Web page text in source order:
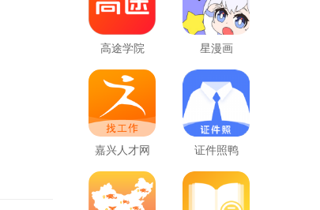
高途学院 星漫画
嘉兴人才网 证件照鸭